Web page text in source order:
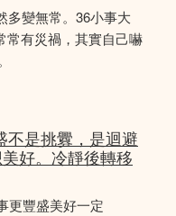
多變無常。36小事大
常有災禍，其實自己嚇
不是挑釁，是迴避
好。冷靜後轉移
更豐盛美好一定